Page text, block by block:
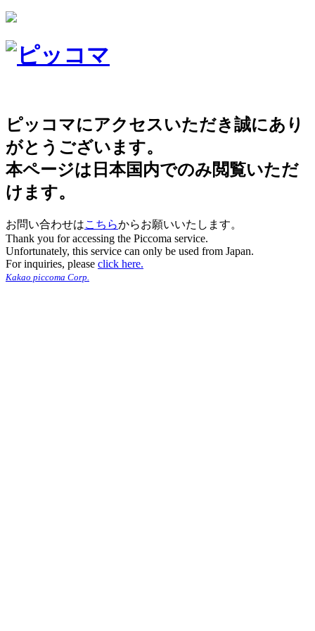
ピッコマにアクセスいただき誠にあり
がとうございます。
本ページは日本国内でのみ閲覧いただ
けます。
お問い合わせはこちらからお願いいたします。
Thank you for accessing the Piccoma service.
Unfortunately, this service can only be used from Japan.
For inquiries, please click here.
Kakao piccoma Corp.